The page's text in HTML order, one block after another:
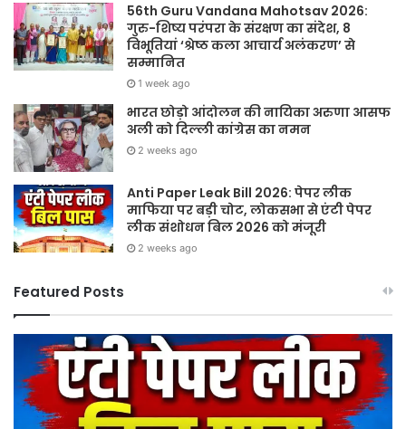
56th Guru Vandana Mahotsav 2026:
गुरु-शिष्य परंपरा के संरक्षण का संदेश, 8
विभूतियां ‘श्रेष्ठ कला आचार्य अलंकरण’ से
सम्मानित
1 week ago
भारत छोड़ो आंदोलन की नायिका अरुणा आसफ
अली को दिल्ली कांग्रेस का नमन
2 weeks ago
Anti Paper Leak Bill 2026: पेपर लीक
माफिया पर बड़ी चोट, लोकसभा से एंटी पेपर
लीक संशोधन बिल 2026 को मंजूरी
2 weeks ago
Featured Posts
Sawan
2026:
गुरु
पूर्णिमा
और